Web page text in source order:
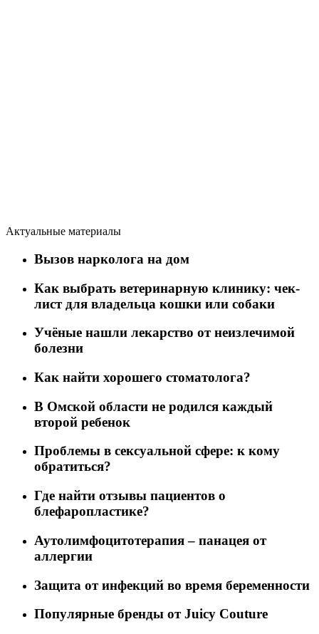
Актуальные материалы
Вызов нарколога на дом
Как выбрать ветеринарную клинику: чек-
лист для владельца кошки или собаки
Учёные нашли лекарство от неизлечимой
болезни
Как найти хорошего стоматолога?
В Омской области не родился каждый
второй ребенок
Проблемы в сексуальной сфере: к кому
обратиться?
Где найти отзывы пациентов о
блефаропластике?
Аутолимфоцитотерапия – панацея от
аллергии
Защита от инфекций во время беременности
Популярные бренды от Juicy Couture